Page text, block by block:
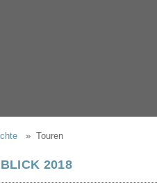
Touren
2018